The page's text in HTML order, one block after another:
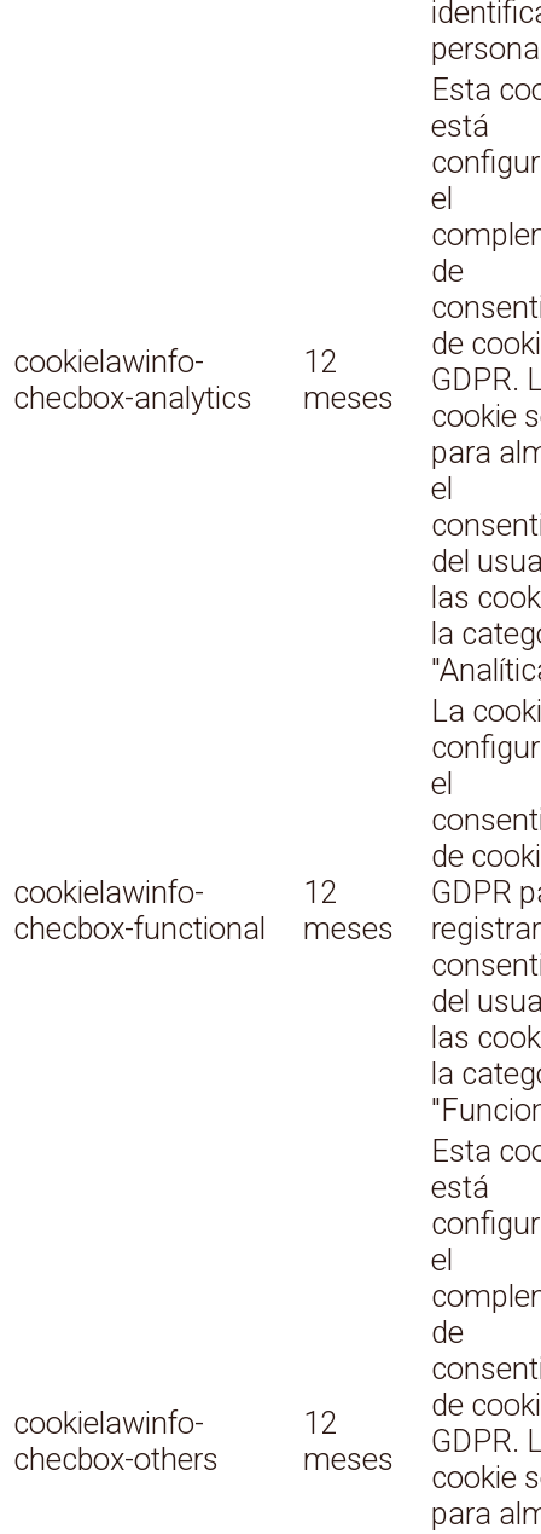
cookielawinfo-
checbox-analytics
12
meses
Esta
está
el
de
de
GDPR.
cookie
para
el
del
las
la
cookielawinfo-
checbox-functional
12
meses
La
el
de
GDPR
del
las
la
cookielawinfo-
checbox-others
12
meses
Esta
está
el
de
de
GDPR.
cookie
para